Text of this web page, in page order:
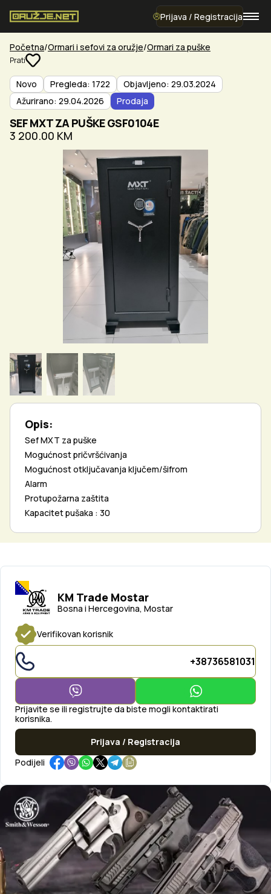
Prijava / Registracija
Početna Ormari i sefovi za oružje Ormari za puške
Prati
Novo Pregleda: 1722
Objavljeno: 29.03.2024
Ažurirano: 29.04.2026
Prodaja
SEF MXT ZA PUŠKE GSF0104E
3 200.00 KM
Opis:
Sef MXT za puške
Mogućnost pričvršćivanja
Mogućnost otključavanja ključem/šifrom
Alarm
Protupožarna zaštita
Kapacitet pušaka : 30
KM Trade Mostar
Bosna i Hercegovina, Mostar
Verifikovan korisnik
+38736581031
Prijavite se ili registrujte da biste mogli kontaktirati
korisnika.
Prijava / Registracija
Podijeli